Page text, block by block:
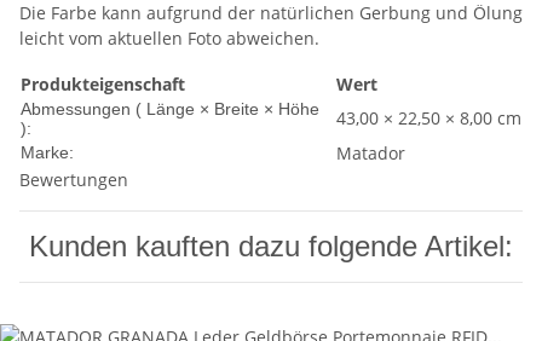
Die Farbe kann aufgrund der natürlichen Gerbung und Ölung
leicht vom aktuellen Foto abweichen.
Produkteigenschaft
Wert
Abmessungen ( Länge × Breite × Höhe
):
43,00 × 22,50 × 8,00 cm
Marke:
Matador
Bewertungen
Kunden kauften dazu folgende Artikel: